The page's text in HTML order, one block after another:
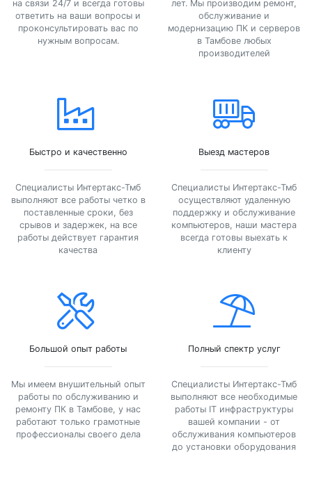
на связи 24/7 и всегда готовы
ответить на ваши вопросы и
проконсультировать вас по
нужным вопросам.
лет. Мы производим ремонт,
обслуживание и
модернизацию ПК и серверов
в Тамбове любых
производителей
Быстро и качественно
Специалисты Интертакс-Тмб
выполняют все работы четко в
поставленные сроки, без
срывов и задержек, на все
работы действует гарантия
качества
Выезд мастеров
Специалисты Интертакс-Тмб
осуществляют удаленную
поддержку и обслуживание
компьютеров, наши мастера
всегда готовы выехать к
клиенту
Большой опыт работы
Мы имеем внушительный опыт
работы по обслуживанию и
ремонту ПК в Тамбове, у нас
работают только грамотные
профессионалы своего дела
Полный спектр услуг
Специалисты Интертакс-Тмб
выполняют все необходимые
работы IT инфраструктуры
вашей компании - от
обслуживания компьютеров
до установки оборудования